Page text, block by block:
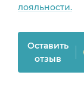
лояльности.
Оставить
отзыв